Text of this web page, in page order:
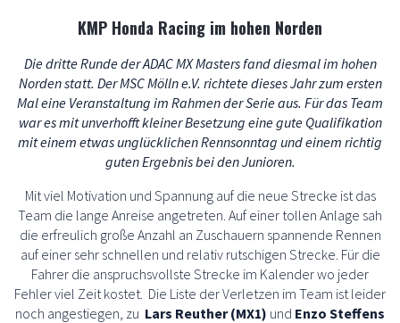
KMP Honda Racing im hohen Norden
Die dritte Runde der ADAC MX Masters fand diesmal im hohen
Norden statt. Der MSC Mölln e.V. richtete dieses Jahr zum ersten
Mal eine Veranstaltung im Rahmen der Serie aus. Für das Team
war es mit unverhofft kleiner Besetzung eine gute Qualifikation
mit einem etwas unglücklichen Rennsonntag und einem richtig
guten Ergebnis bei den Junioren.
Mit viel Motivation und Spannung auf die neue Strecke ist das
Team die lange Anreise angetreten. Auf einer tollen Anlage sah
die erfreulich große Anzahl an Zuschauern spannende Rennen
auf einer sehr schnellen und relativ rutschigen Strecke. Für die
Fahrer die anspruchsvollste Strecke im Kalender wo jeder
Fehler viel Zeit kostet. Die Liste der Verletzen im Team ist leider
noch angestiegen, zu Lars Reuther (MX1) und Enzo Steffens